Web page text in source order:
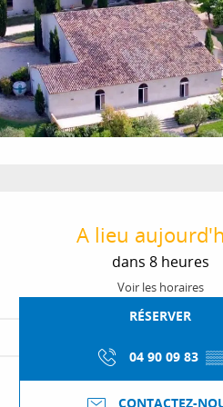
A lieu
dans 8 heures
Voir les horaires
RÉSERVER
04 90 09 83 ▒▒
CONTACTEZ-